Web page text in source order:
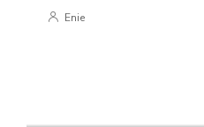
Enie